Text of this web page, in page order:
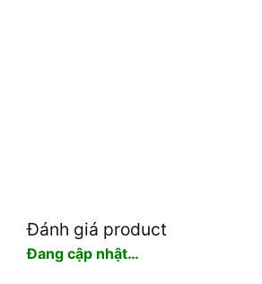
Đánh giá product
Đang cập nhật…